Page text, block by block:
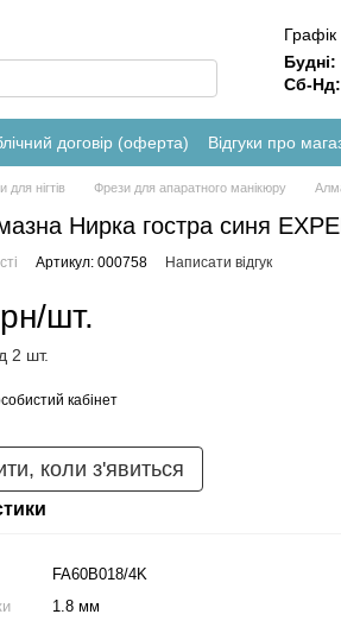
Будні:
Сб-Нд:
договір (оферта) Відгуки про
для нігтів Фрези для апаратного манікюру
Нирка гостра синя
Артикул: 000758 Написати відгук
шт.
2 шт.
кабінет
коли з'явиться
FA60B018/4K
1.8 мм